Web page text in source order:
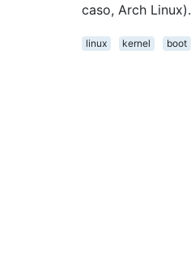
caso, Arch Linux).
linux kernel boot